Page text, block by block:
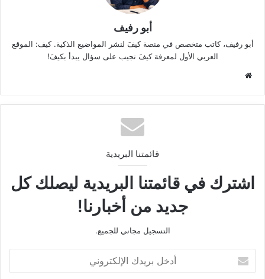
أبو رفيف
أبو رفيف، كاتب متخصص في منصة كيفَ لنشر المواضيع الذكية. كيف: الموقع
العربي الأول لمعرفة كيفَ تجيب على سؤال يبدأ بكيفَ!
موقع
قائمتنا البريدية
اشترك في قائمتنا البريدية ليصلك كل
جديد من أخبارنا!
التسجيل مجاني للجميع.
بريدك